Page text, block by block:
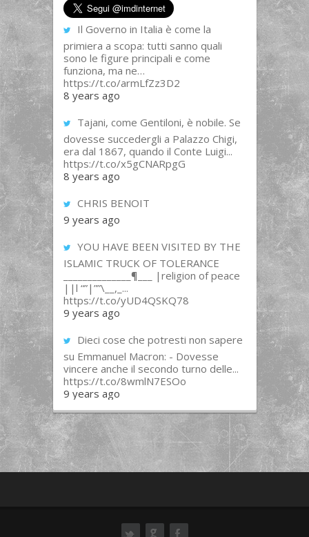
Il Governo in Italia è come la
primiera a scopa: tutti sanno quali
sono le figure principali e come
funziona, ma ne…
https://t.co/armLfZz3D2
8 years ago
Tajani, come Gentiloni, è nobile. Se
dovesse succedergli a Palazzo Chigi,
era dal 1867, quando il Conte Luigi...
https://t.co/x5gCNARpgG
8 years ago
CHRIS BENOIT
9 years ago
YOU HAVE BEEN VISITED BY THE
ISLAMIC TRUCK OF TOLERANCE
______________¶___ |religion of peace
||l “”|””\__,_...
https://t.co/yUD4QSKQ78
9 years ago
Dieci cose che potresti non sapere
su Emmanuel Macron: - Dovesse
vincere anche il secondo turno delle...
https://t.co/8wmlN7ESOo
9 years ago